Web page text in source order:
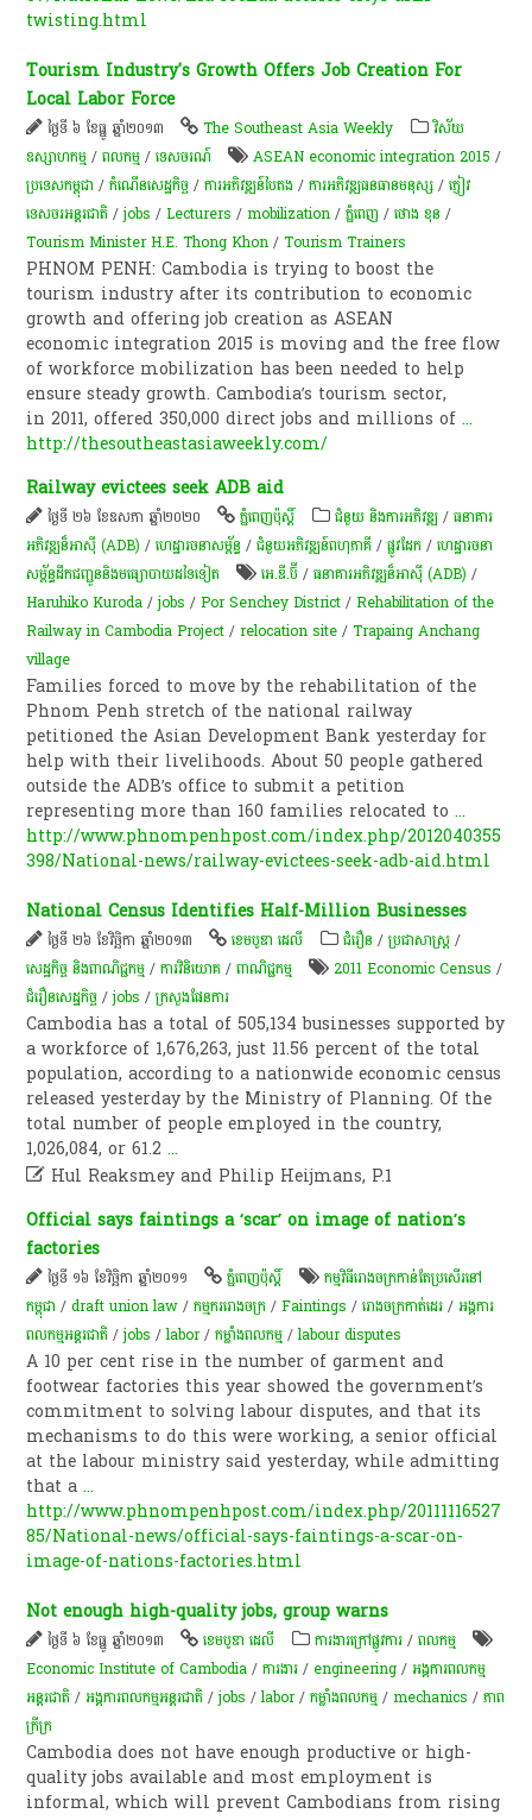
twisting.html
Tourism Industry's Growth Offers Job Creation For
Local Labor Force
ថ្ងៃទី ៦ ខែធ្នូ ឆ្នាំ២០១៣ The Southeast Asia Weekly
វិស័យ
ឧស្សាហកម្ម /ពល​កម្ម /ទេសចរណ៍ ASEAN economic integration 2015 /
ប្រទេសកម្ពុជា /កំណើន​សេដ្ឋកិច្ច /ការអភិវឌ្ឍន៍បៃតង /ការ​អភិវឌ្ឍធនធានមនុស្ស /ភ្ញៀវ
ទេសចរ​​អន្តរជាតិ​​ /jobs /Lecturers /mobilization /ភ្នំពេញ /ថោង ខុន /
Tourism Minister H.E. Thong Khon /Tourism Trainers
PHNOM PENH: Cambodia is trying to boost the
tourism industry after its contribution to economic
growth and offering job creation as ASEAN
economic integration 2015 is moving and the free flow
of workforce mobilization has been needed to help
ensure steady growth. Cambodia’s tourism sector,
in 2011, offered 350,000 direct jobs and millions of...
http://thesoutheastasiaweekly.com/
Railway evictees seek ADB aid
ថ្ងៃទី ២៦ ខែឧសភា ឆ្នាំ២០២០ ភ្នំពេញប៉ុស្តិ៍ ជំនួយ និងការអភិវឌ្ឍ /ធនាគារ
អភិវឌ្ឍន៏អាស៊ី (ADB) /ហេដ្ឋារចនាសម្ព័ន្ធ /ជំនួយអភិវឌ្ឍន៍ពហុភាគី /ផ្លូវដែក /ហេដ្ឋារចនា
សម្ព័ន្ធដឹកជញ្ជូននិងមធ្យោបាយដទៃទៀត
អេ.ឌី.ប៊ី /ធនាគារអភិវឌ្ឍន៏អាស៊ី (ADB) /
Haruhiko Kuroda /jobs /Por Senchey District /Rehabilitation of the
Railway in Cambodia Project /relocation site /Trapaing Anchang
village
Families forced to move by the rehabilitation of the
Phnom Penh stretch of the national railway
petitioned the Asian Development Bank yesterday for
help with their livelihoods. About 50 people gathered
outside the ADB’s office to submit a petition
representing more than 160 families relocated to...
http://www.phnompenhpost.com/index.php/2012040355
398/National-news/railway-evictees-seek-adb-aid.html
National Census Identifies Half-Million Businesses
ថ្ងៃទី ២៦ ខែវិច្ឆិកា ឆ្នាំ២០១៣ ខេមបូឌា ដេលី ជំរឿន /ប្រជាសាស្ត្រ /
សេដ្ឋកិច្ច និងពាណិជ្ជកម្ម /ការវិនិយោគ /ពាណិជ្ជកម្ម 2011 Economic Census /
ជំរឿន​សេដ្ឋកិច្ច​ /jobs /ក្រសួងផែនការ
Cambodia has a total of 505,134 businesses supported by
a workforce of 1,676,263, just 11.56 percent of the total
population, according to a nationwide economic census
released yesterday by the Ministry of Planning. Of the
total number of people employed in the country,
1,026,084, or 61.2...
 Hul Reaksmey and Philip Heijmans, P.1
Official says faintings a ‘scar’ on image of nation’s
factories
ថ្ងៃទី ១៦ ខែវិច្ឆិកា ឆ្នាំ២០១១ ភ្នំពេញប៉ុស្តិ៍
កម្មវិធី​រោង​ចក្រ​កាន់​តែ​ប្រសើរ​នៅ​
កម្ពុជា /draft union law /កម្មកររោងចក្រ /Faintings /រោងចក្រកាត់ដេរ /​អង្គការ​
ពលកម្ម​អន្តរជាតិ /jobs /labor/កម្លាំងពលកម្ម /labour disputes
A 10 per cent rise in the number of garment and
footwear factories this year showed the government’s
commitment to solving labour disputes, and that its
mechanisms to do this were working, a senior official
at the labour ministry said yesterday, while admitting
that a...
http://www.phnompenhpost.com/index.php/20111116527
85/National-news/official-says-faintings-a-scar-on-
image-of-nations-factories.html
Not enough high-quality jobs, group warns
ថ្ងៃទី ៦ ខែធ្នូ ឆ្នាំ២០១៣ ខេមបូឌា ដេលី ការងារក្រៅផ្លូវការ /ពល​កម្ម
Economic Institute of Cambodia /ការងារ / engineering /អង្គការពលកម្ម
អន្តរជាតិ /​អង្គការ​ពលកម្ម​អន្តរជាតិ /jobs /labor/កម្លាំងពលកម្ម /mechanics /ភាព
ក្រីក្រ
Cambodia does not have enough productive or high-
quality jobs available and most employment is
informal, which will prevent Cambodians from rising